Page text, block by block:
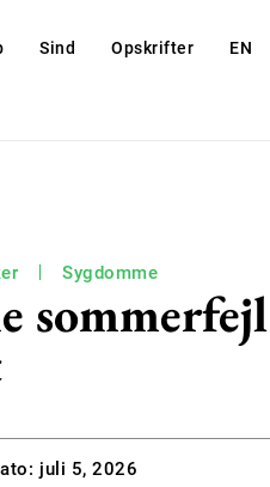
Sind Opskrifter EN
Sygdomme
juli 5, 2026